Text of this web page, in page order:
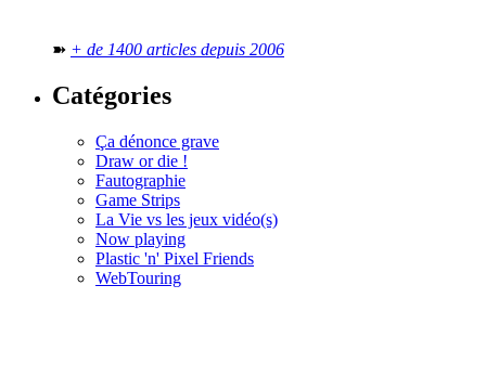
➽ + de 1400 articles depuis 2006
Catégories
Ça dénonce grave
Draw or die !
Fautographie
Game Strips
La Vie vs les jeux vidéo(s)
Now playing
Plastic 'n' Pixel Friends
WebTouring